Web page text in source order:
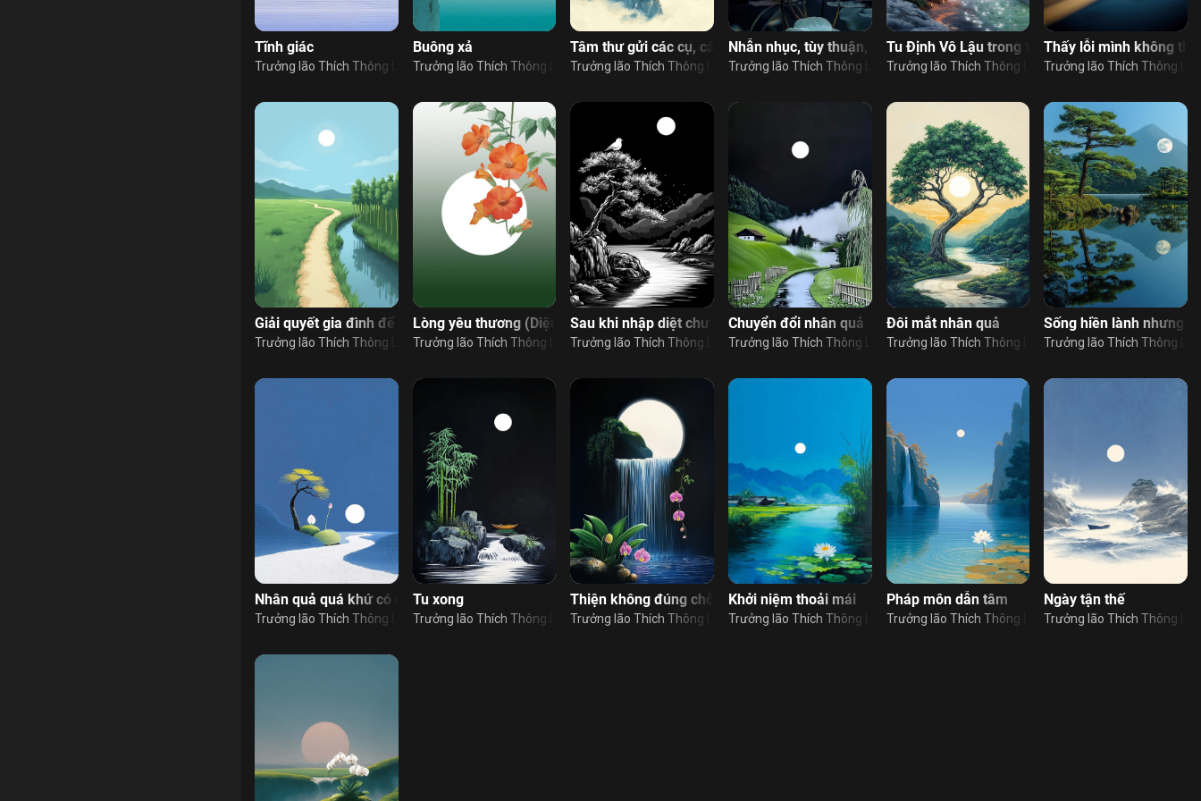
Tĩnh giác
Trưởng lão Thích Thông Lạc
Buông xả
Trưởng lão Thích Thông Lạc
Tâm thư gửi các cụ, các bác
Trưởng lão Thích Thông Lạc
Nhẫn nhục, tùy thuận, bằng lòng
Trưởng lão Thích Thông Lạc
Tu Định Vô Lậu trong tất cả hành động và việc
Trưởng lão Thích Thông Lạc
Thấy lỗi mình không
Trưởng lão Thích Thông Lạc
Giải quyết gia đình để chuyển biến nhân quả tu tập
Trưởng lão Thích Thông Lạc
Lòng yêu thương (Diệu Hảo)
Trưởng lão Thích Thông Lạc
Sau khi nhập diệt chư Phật còn trở lại thế gian không?
Trưởng lão Thích Thông Lạc
Chuyển đổi nhân quả
Trưởng lão Thích Thông Lạc
Đôi mắt nhân quả
Trưởng lão Thích Thông Lạc
Sống hiền lành nhưng
Trưởng lão Thích Thông Lạc
Nhân quả quá khứ có chuyển được không?
Trưởng lão Thích Thông Lạc
Tu xong
Trưởng lão Thích Thông Lạc
Thiện không đúng chỗ
Trưởng lão Thích Thông Lạc
Khởi niệm thoải mái
Trưởng lão Thích Thông Lạc
Pháp môn dẫn tâm
Trưởng lão Thích Thông Lạc
Ngày tận thế
Trưởng lão Thích Thông Lạc
Nhấn vào nút “đăng ký” khẳng định bạn đã
đọc và đồng ý với
Nội Quy Sử Dụng Website
Đăng ký nhận tin bài qua email
Sign in